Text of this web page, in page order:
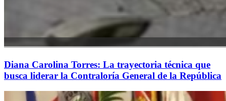
Diana Carolina Torres: La trayectoria técnica que
busca liderar la Contraloría General de la República